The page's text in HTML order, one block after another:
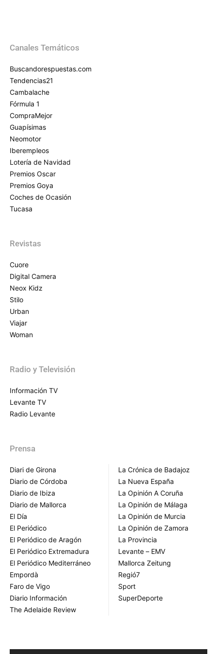
Canales Temáticos
Buscandorespuestas.com
Tendencias21
Cambalache
Fórmula 1
CompraMejor
Guapísimas
Neomotor
Iberempleos
Lotería de Navidad
Premios Oscar
Premios Goya
Coches de Ocasión
Tucasa
Revistas
Cuore
Digital Camera
Neox Kidz
Stilo
Urban
Viajar
Woman
Radio y Televisión
Información TV
Levante TV
Radio Levante
Prensa
Diari de Girona
Diario de Córdoba
Diario de Ibiza
Diario de Mallorca
El Día
El Periódico
El Periódico de Aragón
El Periódico Extremadura
El Periódico Mediterráneo
Empordà
Faro de Vigo
Diario Información
The Adelaide Review
La Crónica de Badajoz
La Nueva España
La Opinión A Coruña
La Opinión de Málaga
La Opinión de Murcia
La Opinión de Zamora
La Provincia
Levante – EMV
Mallorca Zeitung
Regió7
Sport
SuperDeporte